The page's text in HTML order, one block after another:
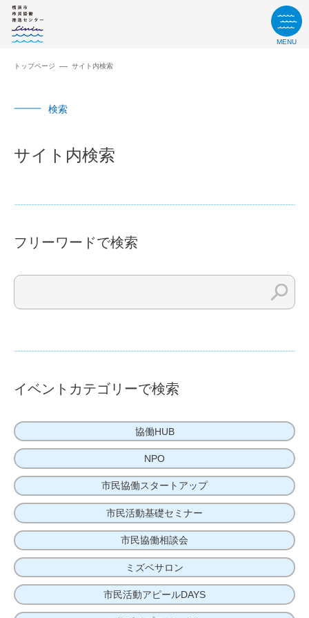
MENU
トップページ サイト内検索
検索
サイト内検索
フリーワードで検索
イベントカテゴリーで検索
協働HUB
NPO
市民協働スタートアップ
市民活動基礎セミナー
市民協働相談会
ミズベサロン
市民活動アピールDAYS